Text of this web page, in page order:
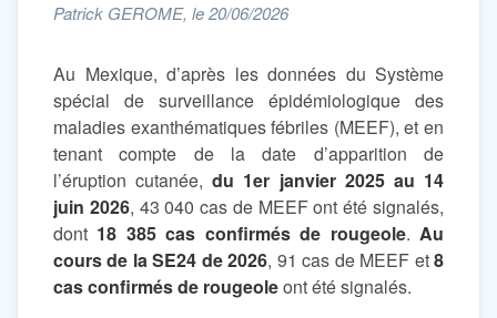
Patrick GEROME, le 20/06/2026
Au Mexique, d’après les données du Système
spécial de surveillance épidémiologique des
maladies exanthématiques fébriles (MEEF), et en
tenant compte de la date d’apparition de
l’éruption cutanée,du 1er janvier 2025 au 14
juin 2026, 43 040 cas de MEEF ont été signalés,
dont 18 385 cas confirmés de rougeole.Au
cours de la SE24 de 2026, 91 cas de MEEF et8
cas confirmés de rougeoleont été signalés.